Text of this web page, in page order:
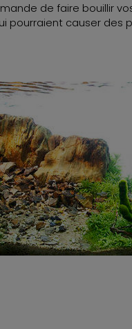
de faire bouillir
pourraient causer des